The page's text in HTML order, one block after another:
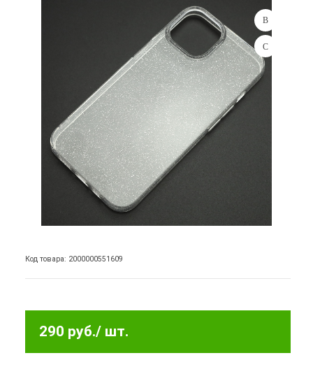
Код товара: 2000000551609
290 руб./ шт.